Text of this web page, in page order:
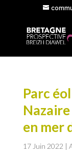
Parc
en mer
17 Juin 2022 |